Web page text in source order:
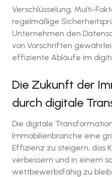
Verschlüsselung, Multi-
regelmäßige
Unternehmen den
von Vorschriften
effiziente Abläufe im
Die Zukunft der
durch digitale
Die digitale
Immobilienbranche eine
Effizienz zu steigern, das
verbessern und in einem
wettbewerbsfähig zu